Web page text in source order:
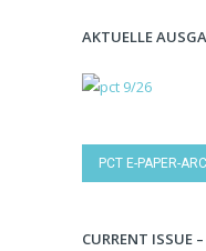
AKTUELLE
PCT E-PAPER-
CURRENT ISSUE